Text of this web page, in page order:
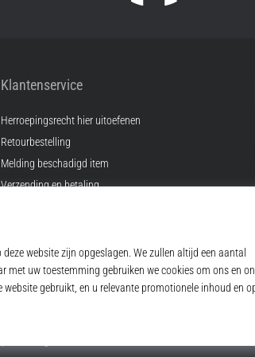
Klantenservice
Herroepingsrecht hier uitoefenen
Retourbestelling
Melding beschadigd item
Verzending en betaling
FAQ
Privacybeleid